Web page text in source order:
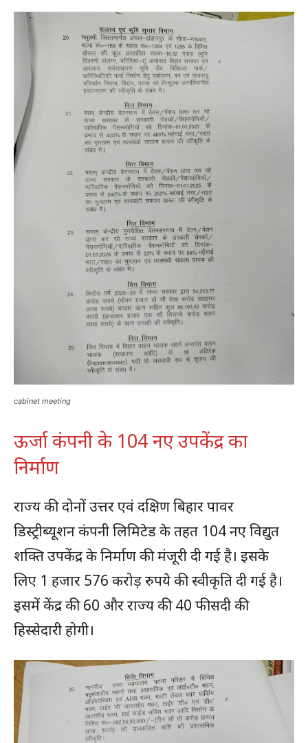
cabinet meeting
ऊर्जा कंपनी के 104 नए उपकेंद्र का
निर्माण
राज्य की दोनों उत्तर एवं दक्षिण बिहार पावर
डिस्ट्रीब्यूशन कंपनी लिमिटेड के तहत 104 नए विद्युत
शक्ति उपकेंद्र के निर्माण की मंजूरी दी गई है। इसके
लिए 1 हजार 576 करोड़ रुपये की स्वीकृति दी गई है।
इसमें केंद्र की 60 और राज्य की 40 फीसदी की
हिस्सेदारी होगी।